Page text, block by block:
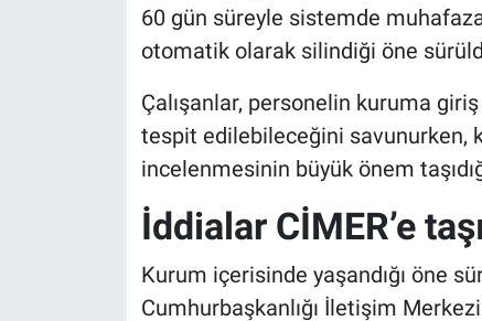
60 gün süreyle sistemde
otomatik olarak silindiği öne
Çalışanlar, personelin kuruma giriş
tespit edilebileceğini savunurken,
incelenmesinin büyük önem
İddialar CİMER’e
Kurum içerisinde yaşandığı öne
Cumhurbaşkanlığı İletişim